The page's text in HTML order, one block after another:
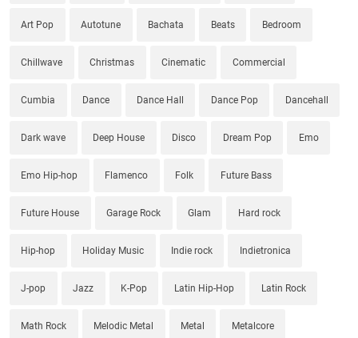
Art Pop Autotune Bachata Beats Bedroom
Chillwave Christmas Cinematic Commercial
Cumbia Dance Dance Hall Dance Pop Dancehall
Dark wave Deep House Disco Dream Pop Emo
Emo Hip-hop Flamenco Folk Future Bass
Future House Garage Rock Glam Hard rock
Hip-hop Holiday Music Indie rock Indietronica
J-pop Jazz K-Pop Latin Hip-Hop Latin Rock
Math Rock Melodic Metal Metal Metalcore